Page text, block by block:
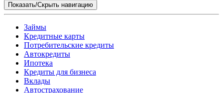
Показать/Скрыть навигацию
Займы
Кредитные карты
Потребительские кредиты
Автокредиты
Ипотека
Кредиты для бизнеса
Вклады
Автострахование